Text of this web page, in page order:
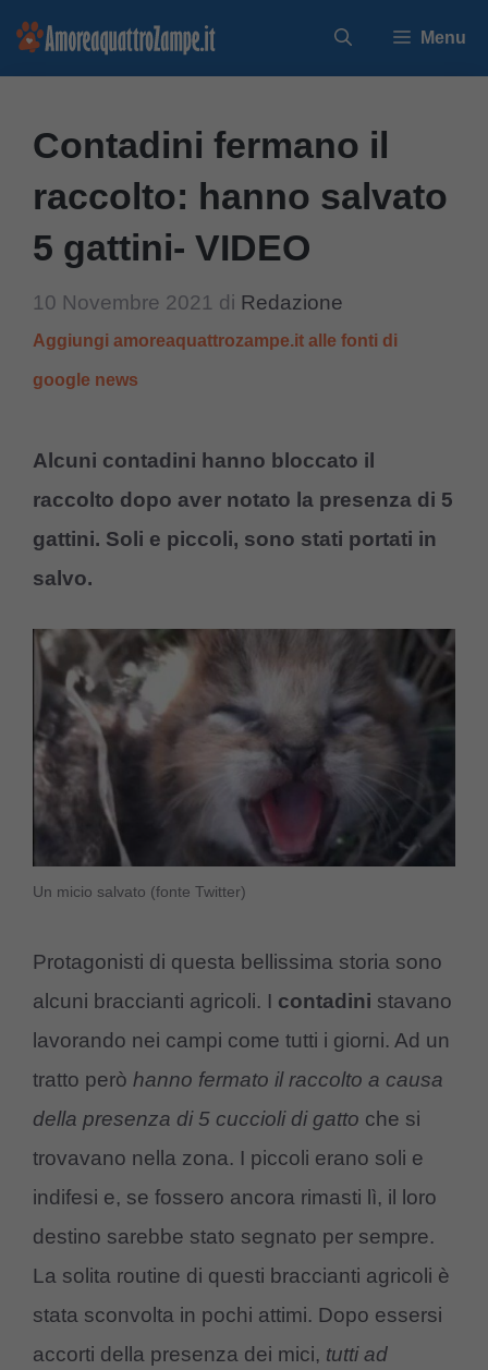
Vai
Menu
Contadini fermano il
raccolto: hanno salvato
5 gattini- VIDEO
10 Novembre 2021 di Redazione
Aggiungi amoreaquattrozampe.it alle fonti di
google news
Alcuni contadini hanno bloccato il
raccolto dopo aver notato la presenza di 5
gattini. Soli e piccoli, sono stati portati in
salvo.
Un micio salvato (fonte Twitter)
Protagonisti di questa bellissima storia sono
alcuni braccianti agricoli. I contadini stavano
lavorando nei campi come tutti i giorni. Ad un
tratto però hanno fermato il raccolto a causa
della presenza di 5 cuccioli di gatto che si
trovavano nella zona. I piccoli erano soli e
indifesi e, se fossero ancora rimasti lì, il loro
destino sarebbe stato segnato per sempre.
La solita routine di questi braccianti agricoli è
stata sconvolta in pochi attimi. Dopo essersi
accorti della presenza dei mici, tutti ad